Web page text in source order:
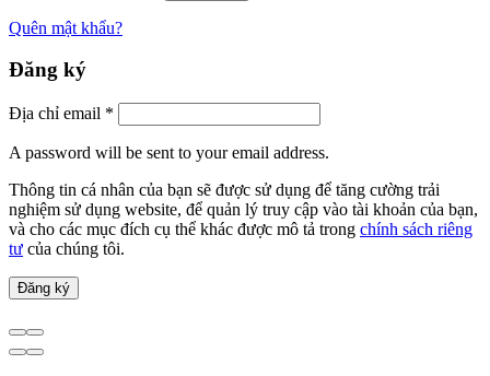
Quên mật khẩu?
Đăng ký
Địa chỉ email *
A password will be sent to your email address.
Thông tin cá nhân của bạn sẽ được sử dụng để tăng cường trải
nghiệm sử dụng website, để quản lý truy cập vào tài khoản của bạn,
và cho các mục đích cụ thể khác được mô tả trong chính sách riêng
tư của chúng tôi.
Đăng ký